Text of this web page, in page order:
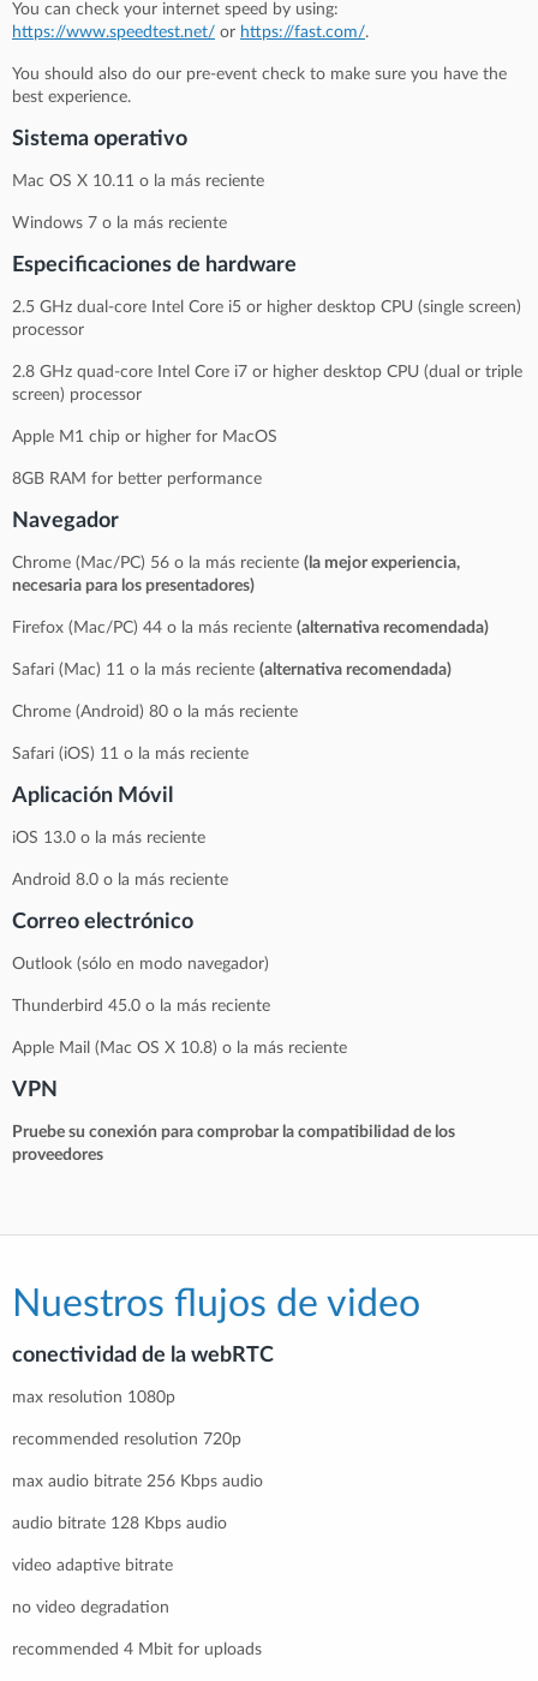
You can check your internet speed by using:
https://www.speedtest.net/ or https://fast.com/.
You should also do our pre-event check to make sure you have the
best experience.
Sistema operativo
Mac OS X 10.11 o la más reciente
Windows 7 o la más reciente
Especificaciones de hardware
2.5 GHz dual-core Intel Core i5 or higher desktop CPU (single screen)
processor
2.8 GHz quad-core Intel Core i7 or higher desktop CPU (dual or triple
screen) processor
Apple M1 chip or higher for MacOS
8GB RAM for better performance
Navegador
Chrome (Mac/PC) 56 o la más reciente (la mejor experiencia,
necesaria para los presentadores)
Firefox (Mac/PC) 44 o la más reciente (alternativa recomendada)
Safari (Mac) 11 o la más reciente (alternativa recomendada)
Chrome (Android) 80 o la más reciente
Safari (iOS) 11 o la más reciente
Aplicación Móvil
iOS 13.0 o la más reciente
Android 8.0 o la más reciente
Correo electrónico
Outlook (sólo en modo navegador)
Thunderbird 45.0 o la más reciente
Apple Mail (Mac OS X 10.8) o la más reciente
VPN
Pruebe su conexión para comprobar la compatibilidad de los
proveedores
Nuestros flujos de video
conectividad de la webRTC
max resolution 1080p
recommended resolution 720p
max audio bitrate 256 Kbps audio
audio bitrate 128 Kbps audio
video adaptive bitrate
no video degradation
recommended 4 Mbit for uploads